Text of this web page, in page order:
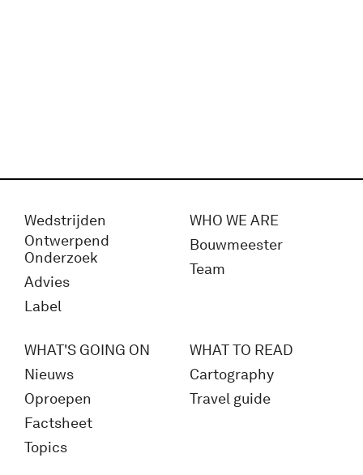
Wedstrijden
Ontwerpend
Onderzoek
Advies
Label
WHO WE ARE
Bouwmeester
Team
WHAT'S GOING ON
Nieuws
Oproepen
Factsheet
Topics
WHAT TO READ
Cartography
Travel guide